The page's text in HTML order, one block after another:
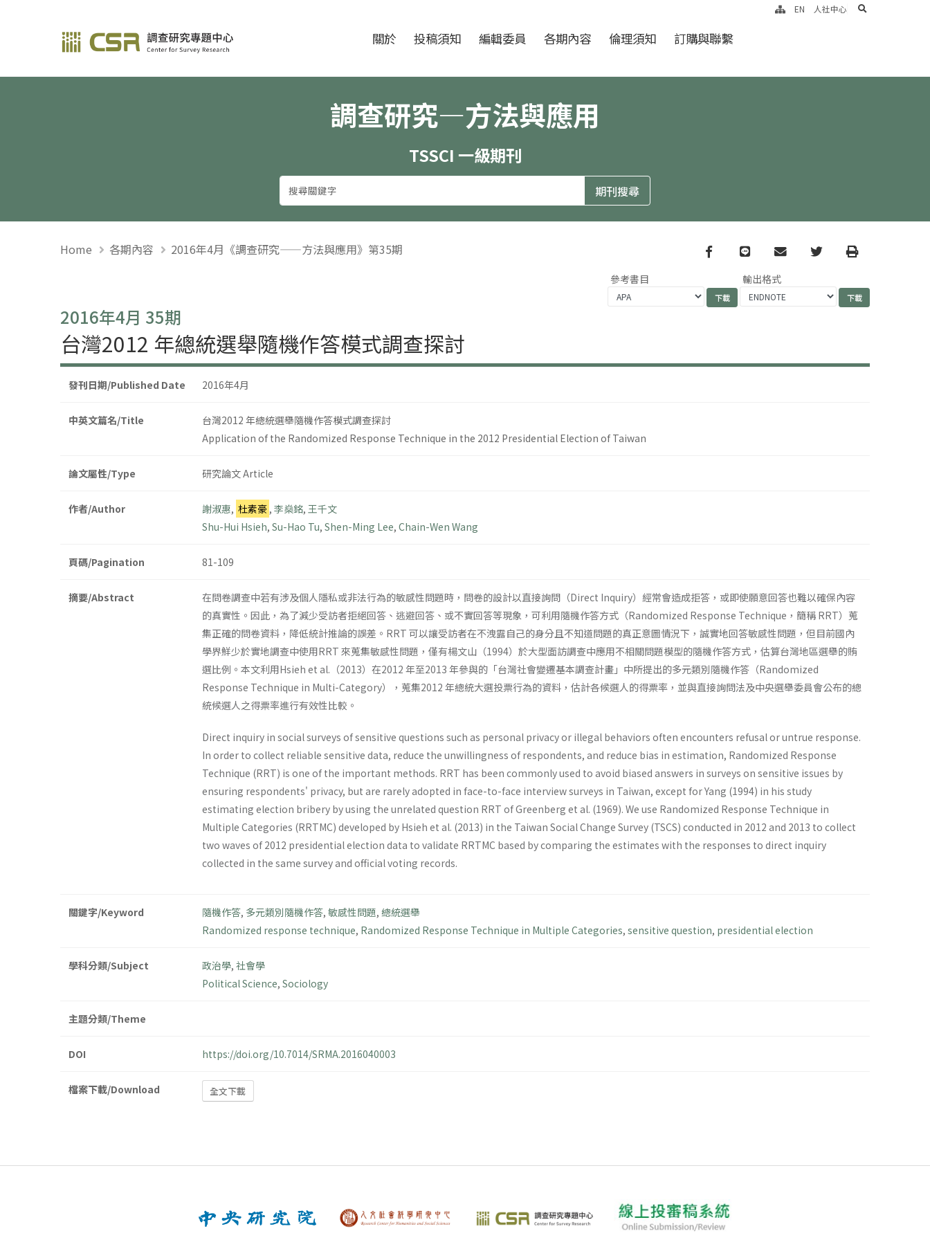
調查研究—方法與應用期刊 關於 投稿須知 編輯委員 各期內容 倫理須知 訂購與聯繫
EN 人社中心 search
調查研究—方法與應用
TSSCI 一級期刊
Home 各期內容 2016年4月《調查研究——方法與應用》第35期 Facebook
line email TwitterPrint
參考書目 輸出格式
2016年4月 35期
台灣2012 年總統選舉隨機作答模式調查探討
發刊日期/Published Date 2016年4月
中英文篇名/Title
台灣2012 年總統選舉隨機作答模式調查探討
Application of the Randomized Response Technique in the 2012 Presidential Election of Taiwan
論文屬性/Type 研究論文 Article
作者/Author 謝淑惠, 杜素豪 , 李燊銘, 王千文
Shu-Hui Hsieh, Su-Hao Tu, Shen-Ming Lee, Chain-Wen Wang
頁碼/Pagination 81-109
摘要/Abstract
在問卷調查中若有涉及個人隱私或非法行為的敏感性問題時，問卷的設計以直接詢問（Direct Inquiry）經常會造成拒答，或即使願意回答也難以確保內容
的真實性。因此，為了減少受訪者拒絕回答、逃避回答、或不實回答等現象，可利用隨機作答方式（Randomized Response Technique，簡稱 RRT）蒐
集正確的問卷資料，降低統計推論的誤差。RRT 可以讓受訪者在不洩露自己的身分且不知道問題的真正意圖情況下，誠實地回答敏感性問題，但目前國內
學界鮮少於實地調查中使用RRT 來蒐集敏感性問題，僅有楊文山（1994）於大型面訪調查中應用不相關問題模型的隨機作答方式，估算台灣地區選舉的賄
選比例。本文利用Hsieh et al.（2013）在2012 年至2013 年參與的「台灣社會變遷基本調查計畫」中所提出的多元類別隨機作答（Randomized
Response Technique in Multi-Category），蒐集2012 年總統大選投票行為的資料，估計各候選人的得票率，並與直接詢問法及中央選舉委員會公布的總
統候選人之得票率進行有效性比較。
Direct inquiry in social surveys of sensitive questions such as personal privacy or illegal behaviors often encounters refusal or untrue response.
In order to collect reliable sensitive data, reduce the unwillingness of respondents, and reduce bias in estimation, Randomized Response
Technique (RRT) is one of the important methods. RRT has been commonly used to avoid biased answers in surveys on sensitive issues by
ensuring respondents' privacy, but are rarely adopted in face-to-face interview surveys in Taiwan, except for Yang (1994) in his study
estimating election bribery by using the unrelated question RRT of Greenberg et al. (1969). We use Randomized Response Technique in
Multiple Categories (RRTMC) developed by Hsieh et al. (2013) in the Taiwan Social Change Survey (TSCS) conducted in 2012 and 2013 to collect
two waves of 2012 presidential election data to validate RRTMC based by comparing the estimates with the responses to direct inquiry
collected in the same survey and official voting records.
關鍵字/Keyword 隨機作答, 多元類別隨機作答, 敏感性問題, 總統選舉
Randomized response technique, Randomized Response Technique in Multiple Categories, sensitive question, presidential election
學科分類/Subject 政治學, 社會學
Political Science, Sociology
主題分類/Theme
DOI https://doi.org/10.7014/SRMA.2016040003
檔案下載/Download 全文下載